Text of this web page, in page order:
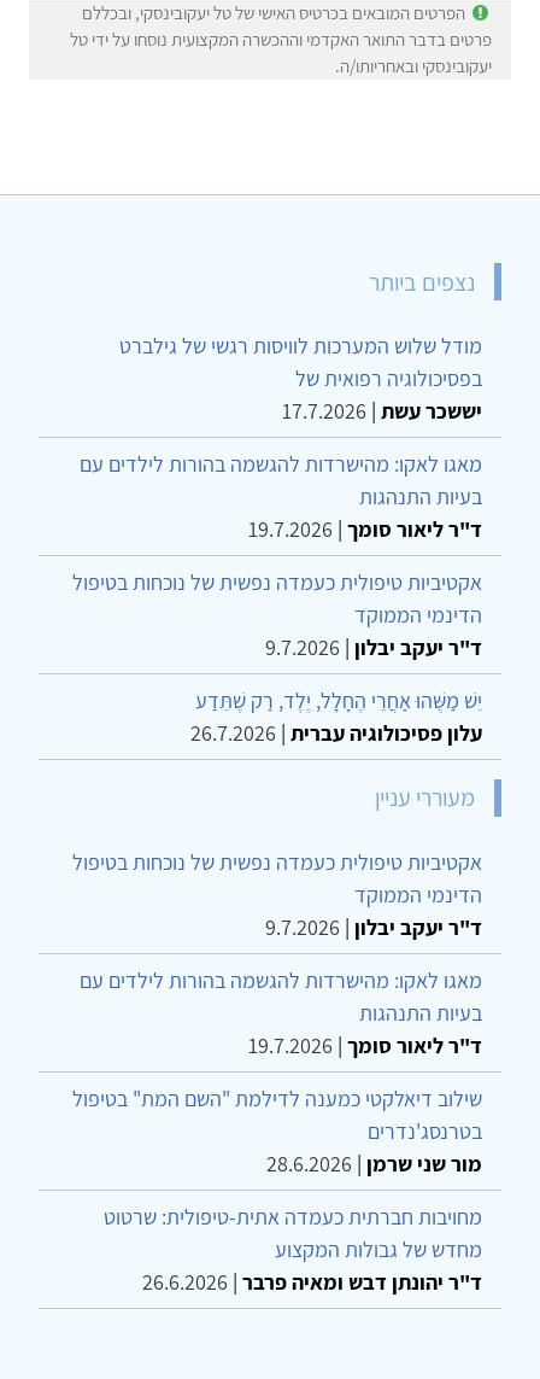
הפרטים המובאים בכרטיס האישי של טל יעקובינסקי, ובכללם
פרטים בדבר התואר האקדמי וההכשרה המקצועית נוסחו על ידי טל
יעקובינסקי ובאחריותו/ה.
נצפים ביותר
מודל שלוש המערכות לוויסות רגשי של גילברט
בפסיכולוגיה רפואית של
יששכר עשת |
17.7.2026
מאגו לאקו: מהישרדות להגשמה בהורות לילדים עם
בעיות התנהגות
ד"ר ליאור סומך |
19.7.2026
אקטיביות טיפולית כעמדה נפשית של נוכחות בטיפול
הדינמי הממוקד
ד"ר יעקב יבלון |
9.7.2026
יֵשׁ מַשֶּׁהוּ אַחֲרֵי הֶחָלָל, יֶלֶד, רַק שֶׁתֵּדַע
עלון פסיכולוגיה עברית |
26.7.2026
מעוררי עניין
אקטיביות טיפולית כעמדה נפשית של נוכחות בטיפול
הדינמי הממוקד
ד"ר יעקב יבלון |
9.7.2026
מאגו לאקו: מהישרדות להגשמה בהורות לילדים עם
בעיות התנהגות
ד"ר ליאור סומך |
19.7.2026
שילוב דיאלקטי כמענה לדילמת "השם המת" בטיפול
בטרנסג'נדרים
מור שני שרמן |
28.6.2026
מחויבות חברתית כעמדה אתית-טיפולית: שרטוט
מחדש של גבולות המקצוע
ד"ר יהונתן דבש ומאיה פרבר |
26.6.2026